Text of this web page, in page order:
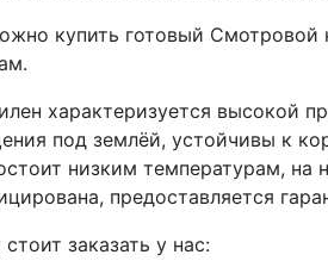
купить готовый Смотровой
характеризуется высокой
под землёй, устойчивы к
низким температурам, на
предоставляется
заказать у нас: